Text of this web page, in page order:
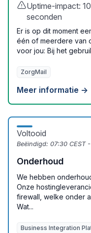
Uptime-impact:
seconden
Er is op dit moment
één of meerdere van
voor jou: Bij het
ZorgMail
Meer informatie →
Voltooid
Beëindigd: 07:30 CEST
Onderhoud
We hebben
Onze
firewall, welke onder
Wat...
Business Integration